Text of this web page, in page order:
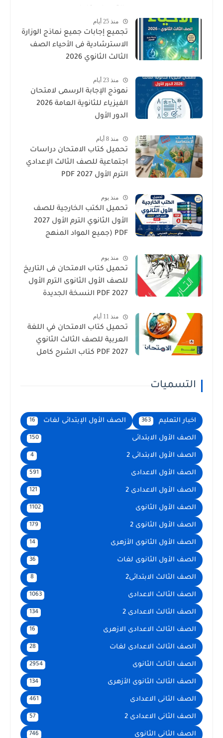
منذ 25 أيام
تجميع إجابات جميع نماذج الوزارة
الاسترشادية فى الأحياء الصف
الثالث الثانوي 2026
منذ 23 أيام
نموذج الإجابة الرسمى لامتحان
الفيزياء للثانوية العامة 2026
الدور الأول
منذ 8 أيام
تحميل كتاب الامتحان دراسات
اجتماعية للصف الثالث الإعدادي
الترم الأول 2027 PDF
منذ يوم
تحميل الكتب الخارجية للصف
الأول الثانوي الترم الأول 2027
PDF (جميع المواد المنهج
منذ يوم
تحميل كتاب الامتحان فى التاريخ
للصف الأول الثانوى الترم الأول
2027 PDF النسخة الجديدة
منذ 11 أيام
تحميل كتاب الامتحان في اللغة
العربية للصف الثالث الثانوي
2027 PDF كتاب الشرح كامل
التسميات
اخبار التعليم 363 الصف الأول الإبتدائى لغات 16
الصف الأول الابتدائى 150
الصف الأول الابتدائى 2 4
الصف الأول الاعدادى 591
الصف الأول الاعدادى 2 121
الصف الأول الثانوى 1102
الصف الأول الثانوى 2 179
الصف الأول الثانوى الأزهرى 14
الصف الأول الثانوى لغات 36
الصف الثالث الابتدائى2 8
الصف الثالث الاعدادى 1063
الصف الثالث الاعدادى 2 134
الصف الثالث الاعدادى الازهرى 16
الصف الثالث الاعدادى لغات 28
الصف الثالث الثانوى 2954
الصف الثالث الثانوى الأزهرى 134
الصف الثانى الاعدادى 461
الصف الثانى الاعدادى 2 57
الصف الثانى الثانوى 746